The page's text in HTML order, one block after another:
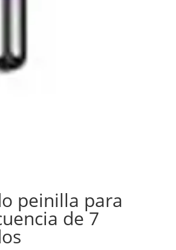
peinilla para
de 7